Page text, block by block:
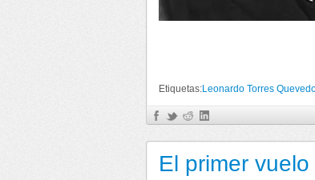
Etiquetas:Leonardo Torres
El primer